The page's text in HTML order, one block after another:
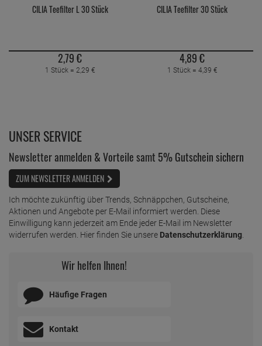
CILIA Teefilter L 30 Stück
2,79€
1 Stück = 2,29 €
CILIA Teefilter 30 Stück
4,89€
1 Stück = 4,39 €
UNSER SERVICE
Newsletter anmelden & Vorteile samt 5% Gutschein sichern
ZUM NEWSLETTER ANMELDEN
Ich möchte zukünftig über Trends, Schnäppchen, Gutscheine,
Aktionen und Angebote per E-Mail informiert werden. Diese
Einwilligung kann jederzeit am Ende jeder E-Mail im Newsletter
widerrufen werden. Hier finden Sie unsere Datenschutzerklärung
Wir helfen Ihnen!
Häufige Fragen
Kontakt